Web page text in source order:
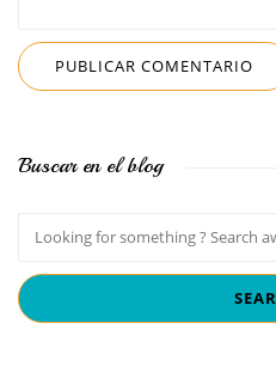
Buscar en el blog